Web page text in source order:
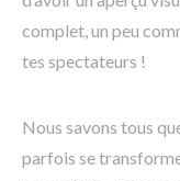
complet, un peu
tes spectateurs !
Nous savons tous
parfois se